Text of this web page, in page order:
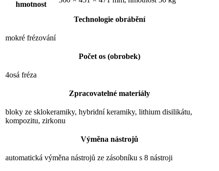
hmotnost
Technologie obrábění
mokré frézování
Počet os (obrobek)
4osá fréza
Zpracovatelné materiály
bloky ze sklokeramiky, hybridní keramiky, lithium disilikátu,
kompozitu, zirkonu
Výměna nástrojů
automatická výměna nástrojů ze zásobníku s 8 nástroji